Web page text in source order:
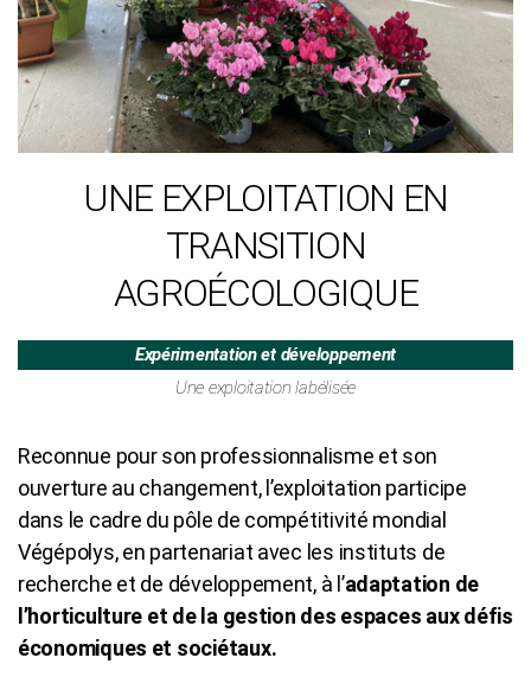
UNE EXPLOITATION EN
TRANSITION
AGROÉCOLOGIQUE
Expérimentation et développement
Une exploitation labélisée
Reconnue pour son professionnalisme et son
ouverture au changement, l’exploitation participe
dans le cadre du pôle de compétitivité mondial
Végépolys, en partenariat avec les instituts de
recherche et de développement, à l’adaptation de
l’horticulture et de la gestion des espaces aux défis
économiques et sociétaux.